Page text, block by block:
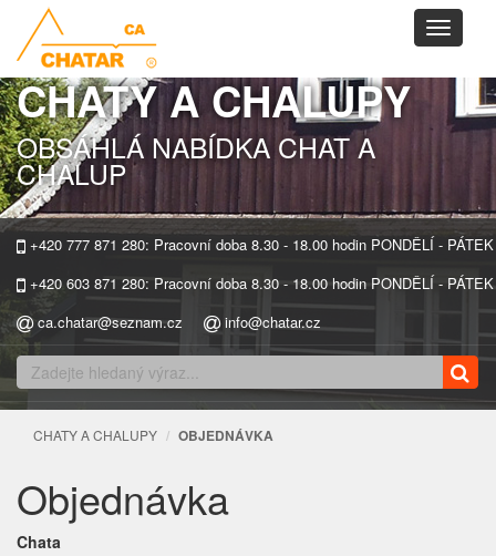
Toggle
CHATY A CHALUPY
OBSÁHLÁ NABÍDKA CHAT A
CHALUP
+420 777 871 280: Pracovní doba 8.30 - 18.00 hodin PONDĚLÍ - PÁTEK
+420 603 871 280: Pracovní doba 8.30 - 18.00 hodin PONDĚLÍ - PÁTEK
ca.chatar@seznam.cz
info@chatar.cz
CHATY A CHALUPY OBJEDNÁVKA
Objednávka
Chata